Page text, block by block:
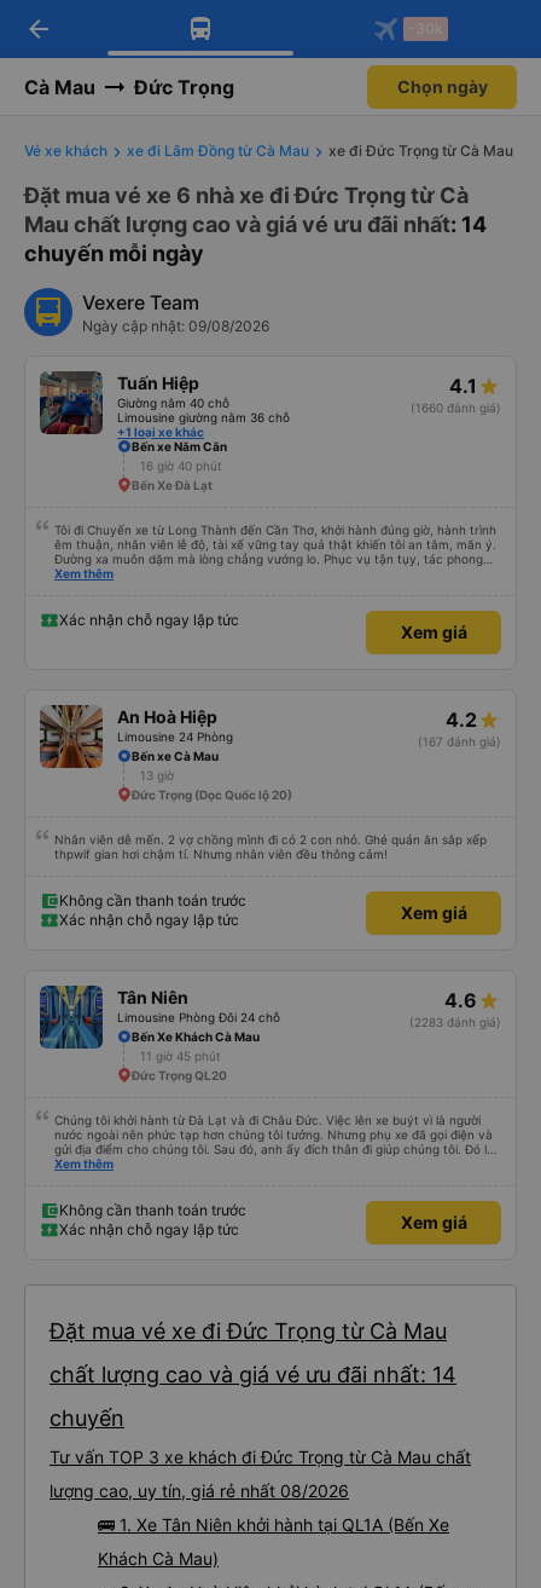
Tải app Vexere ngay!
Nhận ưu đãi thành viên độc
Mở app
Tải app Vexere
-30k/ghế khi đặt vé máy bay qua
Mở app
arrow_back -30k
Cà Mau Đức Trọng Chọn ngày
Vé xe khách xe đi Lâm Đồng từ Cà Mau xe đi Đức Trọng từ Cà Mau
Đặt mua vé xe 6 nhà xe đi Đức Trọng từ Cà
Mau chất lượng cao và giá vé ưu đãi nhất: 14
chuyến mỗi ngày
Vexere Team
Ngày cập nhật: 09/08/2026
Tuấn Hiệp
Giường nằm 40 chỗ
Limousine giường nằm 36 chỗ
+1 loại xe khác
4.1
(1660 đánh giá)
Bến xe Năm Căn
16 giờ 40 phút
Bến Xe Đà Lạt
Tôi đi Chuyến xe từ Long Thành đến Cần Thơ, khởi hành đúng giờ, hành trình
êm thuận, nhân viên lễ độ, tài xế vững tay quả thật khiến tôi an tâm, mãn ý.
Đường xa muôn dặm mà lòng chẳng vướng lo. Phục vụ tận tụy, tác phong
nghiêm cẩn, hiếm thấy giữa thời buổi kim tiền vội vã. Xã hội loạn đạo. Xin gửi
Xem thêm
Xác nhận chỗ ngay lập tức
Xem giá
An Hoà Hiệp
Limousine 24 Phòng
4.2
(167 đánh giá)
Bến xe Cà Mau
13 giờ
Đức Trọng (Dọc Quốc lộ 20)
Nhân viên dễ mến. 2 vợ chồng mình đi có 2 con nhỏ. Ghé quán ăn sắp xếp
thpwif gian hơi chậm tí. Nhưng nhân viên đều thông cảm!
Không cần thanh toán trước
Xác nhận chỗ ngay lập tức
Xem giá
Tân Niên
Limousine Phòng Đôi 24 chỗ
4.6
(2283 đánh giá)
Bến Xe Khách Cà Mau
11 giờ 45 phút
Đức Trọng QL20
Chúng tôi khởi hành từ Đà Lạt và đi Châu Đức. Việc lên xe buýt vì là người
nước ngoài nên phức tạp hơn chúng tôi tưởng. Nhưng phụ xe đã gọi điện và
gửi địa điểm cho chúng tôi. Sau đó, anh ấy đích thân đi giúp chúng tôi. Đó là
lần đầu tiên đi xe giường nằm với hai đứa trẻ nhỏ khá thú vị. Chúng tôi không
điểm dừng, họ đánh thức chúng tôi dậy và đảm bảo chúng tôi đã sẵn sàng.
Nhìn chung, đó là một trải nghiệm tốt. Mỗi giường đều có gối và chăn, và đủ
chỗ cho 1 người lớn và 1 trẻ em nằm thoải mái.
Xem thêm
Không cần thanh toán trước
Xác nhận chỗ ngay lập tức
Xem giá
Đặt mua vé xe đi Đức Trọng từ Cà Mau
chất lượng cao và giá vé ưu đãi nhất: 14
chuyến
Tư vấn TOP 3 xe khách đi Đức Trọng từ Cà Mau chất
lượng cao, uy tín, giá rẻ nhất 08/2026
🚌 1. Xe Tân Niên khởi hành tại QL1A (Bến Xe
Khách Cà Mau)